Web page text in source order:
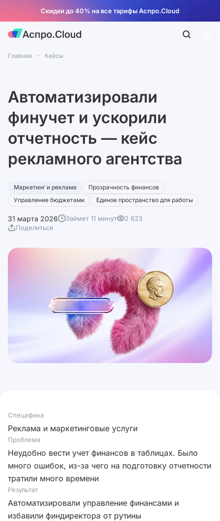
Скидки до 40% на все тарифы Аспро.Cloud
Главная Кейсы
Автоматизировали
финучет и ускорили
отчетность — кейс
рекламного агентства
Маркетинг и реклама
Прозрачность финансов
Управление бюджетами
Единое пространство для работы
31 марта 2026 Займет 11 минут
2 623
Поделиться
Специфика
Реклама и маркетинговые услуги
Проблема
Неудобно вести учет финансов в таблицах. Было
много ошибок, из-за чего на подготовку отчетности
тратили много времени
Результат
Автоматизировали управление финансами и
избавили финдиректора от рутины